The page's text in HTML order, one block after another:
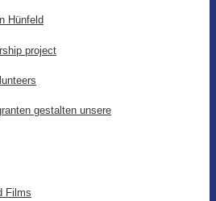
Hünfeld
project
gestalten unsere
Films